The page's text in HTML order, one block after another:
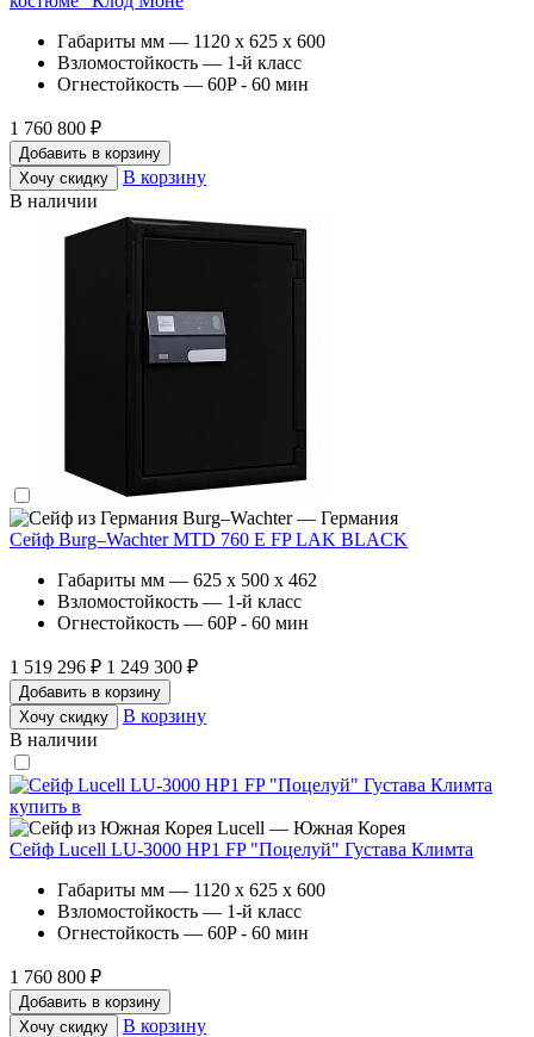
Габариты мм — 1120 x 625 x 600
Взломостойкость — 1-й класс
Огнестойкость — 60P - 60 мин
1 760 800 ₽
Добавить в корзину
Хочу скидку
В корзину
В наличии
Burg–Wachter — Германия
Сейф Burg–Wachter MTD 760 E FP LAK BLACK
Габариты мм — 625 x 500 x 462
Взломостойкость — 1-й класс
Огнестойкость — 60P - 60 мин
1 519 296 ₽ 1 249 300 ₽
Добавить в корзину
Хочу скидку
В корзину
В наличии
Lucell — Южная Корея
Сейф Lucell LU-3000 HP1 FP "Поцелуй" Густава Климта
Габариты мм — 1120 x 625 x 600
Взломостойкость — 1-й класс
Огнестойкость — 60P - 60 мин
1 760 800 ₽
Добавить в корзину
Хочу скидку
В корзину